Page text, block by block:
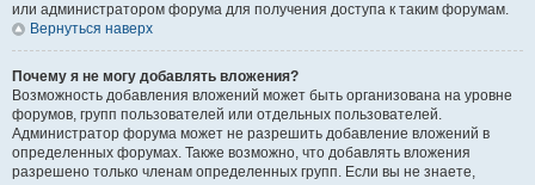
или администратором форума для получения доступа к таким форумам.
Вернуться наверх
Почему я не могу добавлять вложения?
Возможность добавления вложений может быть организована на уровне
форумов, групп пользователей или отдельных пользователей.
Администратор форума может не разрешить добавление вложений в
определенных форумах. Также возможно, что добавлять вложения
разрешено только членам определенных групп. Если вы не знаете,